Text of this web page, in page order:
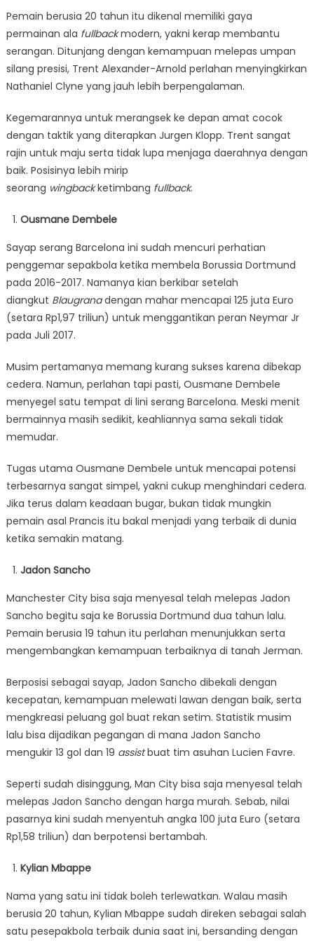
Pemain berusia 20 tahun itu dikenal memiliki gaya
permainan ala fullbackmodern, yakni kerap membantu
serangan. Ditunjang dengan kemampuan melepas umpan
silang presisi, Trent Alexander-Arnold perlahan menyingkirkan
Nathaniel Clyne yang jauh lebih berpengalaman.
Kegemarannya untuk merangsek ke depan amat cocok
dengan taktik yang diterapkan Jurgen Klopp. Trent sangat
rajin untuk maju serta tidak lupa menjaga daerahnya dengan
baik. Posisinya lebih mirip
seorang wingbackketimbang fullback.
Ousmane Dembele
Sayap serang Barcelona ini sudah mencuri perhatian
penggemar sepakbola ketika membela Borussia Dortmund
pada 2016-2017. Namanya kian berkibar setelah
diangkut Blaugranadengan mahar mencapai 125 juta Euro
(setara Rp1,97 triliun) untuk menggantikan peran Neymar Jr
pada Juli 2017.
Musim pertamanya memang kurang sukses karena dibekap
cedera. Namun, perlahan tapi pasti, Ousmane Dembele
menyegel satu tempat di lini serang Barcelona. Meski menit
bermainnya masih sedikit, keahliannya sama sekali tidak
memudar.
Tugas utama Ousmane Dembele untuk mencapai potensi
terbesarnya sangat simpel, yakni cukup menghindari cedera.
Jika terus dalam keadaan bugar, bukan tidak mungkin
pemain asal Prancis itu bakal menjadi yang terbaik di dunia
ketika semakin matang.
Jadon Sancho
Manchester City bisa saja menyesal telah melepas Jadon
Sancho begitu saja ke Borussia Dortmund dua tahun lalu.
Pemain berusia 19 tahun itu perlahan menunjukkan serta
mengembangkan kemampuan terbaiknya di tanah Jerman.
Berposisi sebagai sayap, Jadon Sancho dibekali dengan
kecepatan, kemampuan melewati lawan dengan baik, serta
mengkreasi peluang gol buat rekan setim. Statistik musim
lalu bisa dijadikan pegangan di mana Jadon Sancho
mengukir 13 gol dan 19 assistbuat tim asuhan Lucien Favre.
Seperti sudah disinggung, Man City bisa saja menyesal telah
melepas Jadon Sancho dengan harga murah. Sebab, nilai
pasarnya kini sudah menyentuh angka 100 juta Euro (setara
Rp1,58 triliun) dan berpotensi bertambah.
Kylian Mbappe
Nama yang satu ini tidak boleh terlewatkan. Walau masih
berusia 20 tahun, Kylian Mbappe sudah direken sebagai salah
satu pesepakbola terbaik dunia saat ini, bersanding dengan